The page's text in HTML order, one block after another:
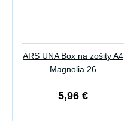
ARS UNA Box na zošity A4
Magnolia 26
5,96 €